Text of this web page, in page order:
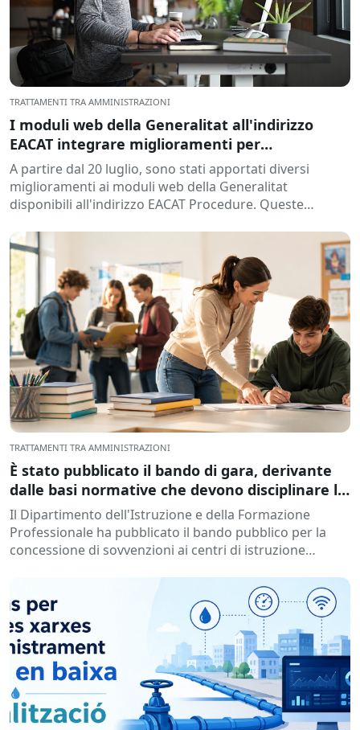
TRATTAMENTI TRA AMMINISTRAZIONI
I moduli web della Generalitat all'indirizzo
EACAT integrare miglioramenti per
semplificare l'elaborazione
A partire dal 20 luglio, sono stati apportati diversi
miglioramenti ai moduli web della Generalitat
disponibili all'indirizzo EACAT Procedure. Queste
TRATTAMENTI TRA AMMINISTRAZIONI
È stato pubblicato il bando di gara, derivante
dalle basi normative che devono disciplinare la
concessione di sovvenzioni agli istituti di
istruzione, per lo sviluppo di programmi di
formazione e inserimento, durante l'anno
Il Dipartimento dell'Istruzione e della Formazione
Professionale ha pubblicato il bando pubblico per la
concessione di sovvenzioni ai centri di istruzione